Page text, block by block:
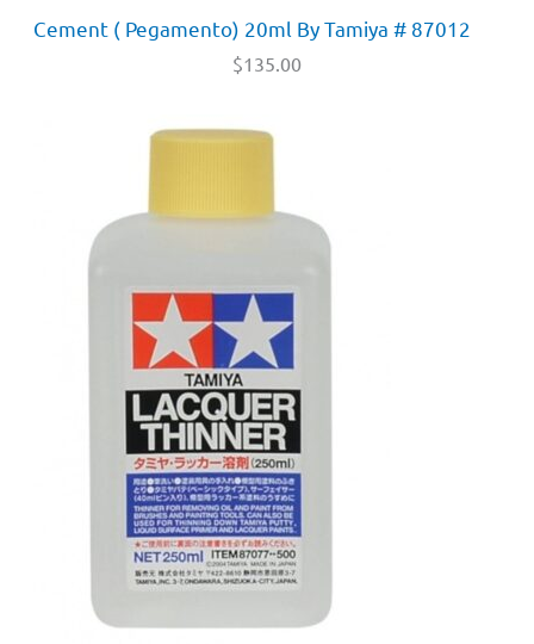
Cement ( Pegamento) 20ml By Tamiya # 87012
$135.00